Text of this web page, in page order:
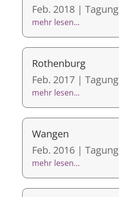
Feb. 2018| Tagung
mehr lesen...
Rothenburg
Feb. 2017| Tagung
mehr lesen...
Wangen
Feb. 2016| Tagung
mehr lesen...